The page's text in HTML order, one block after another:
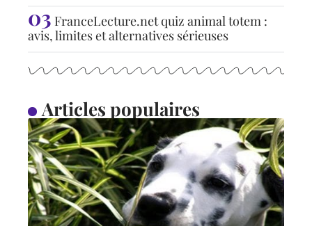
FranceLecture.net quiz animal totem :
avis, limites et alternatives sérieuses
Articles populaires